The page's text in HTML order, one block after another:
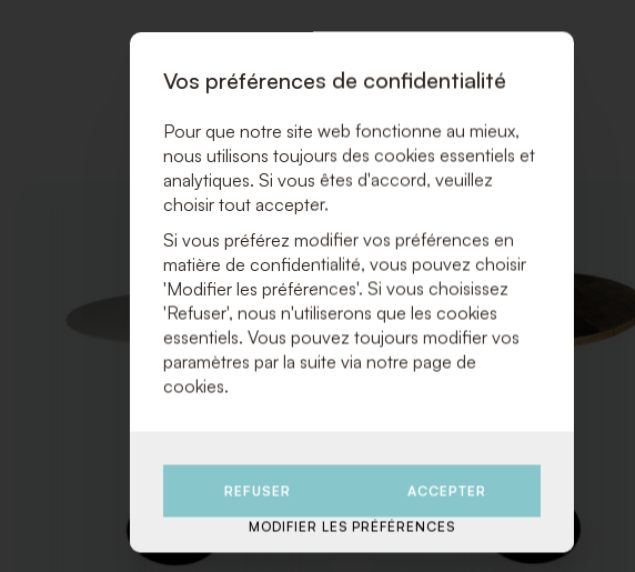
AJOUTER
LA
LISTE
DE
SOUHAITS
Vos préférences de confidentialité
Pour que notre site web fonctionne au mieux,
nous utilisons toujours des cookies essentiels et
analytiques. Si vous êtes d'accord, veuillez
choisir tout accepter.
Si vous préférez modifier vos préférences en
matière de confidentialité, vous pouvez choisir
'Modifier les préférences'. Si vous choisissez
'Refuser', nous n'utiliserons que les cookies
essentiels. Vous pouvez toujours modifier vos
paramètres par la suite via notre page de
cookies.
REFUSER ACCEPTER
MODIFIER LES PRÉFÉRENCES